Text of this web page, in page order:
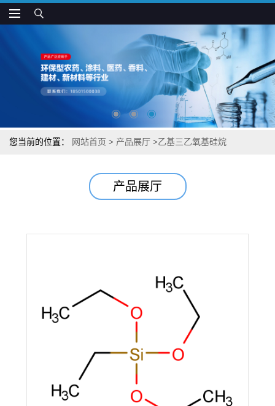
您当前的位置： 网站首页 > 产品展厅 >乙基三乙氧基硅烷
产品展厅